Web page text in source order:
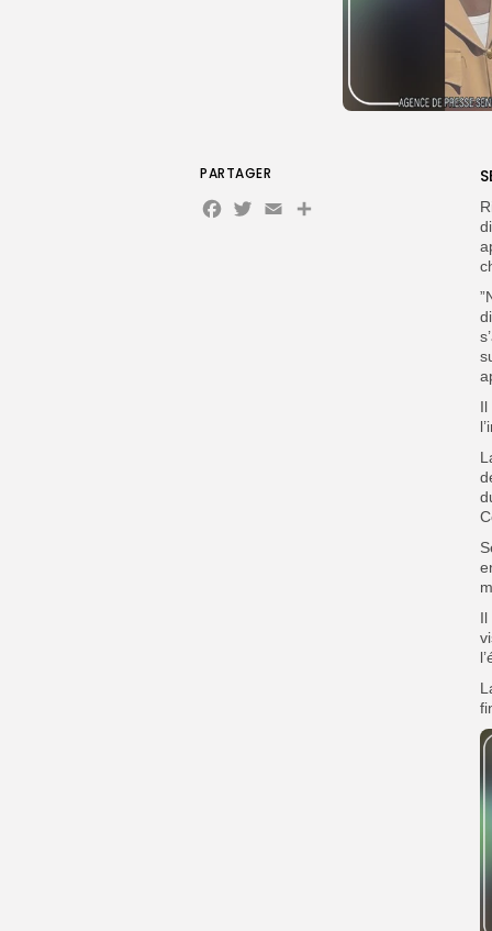
Il
Il
PARTAGER
Facebook
Twitter
EmailPartager